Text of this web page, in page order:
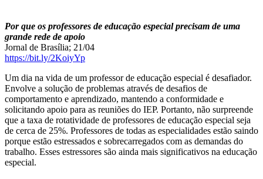
Por que os professores de educação especial precisam de uma
grande rede de apoio
Jornal de Brasília; 21/04
https://bit.ly/2KoiyYp
Um dia na vida de um professor de educação especial é desafiador.
Envolve a solução de problemas através de desafios de
comportamento e aprendizado, mantendo a conformidade e
solicitando apoio para as reuniões do IEP. Portanto, não surpreende
que a taxa de rotatividade de professores de educação especial seja
de cerca de 25%. Professores de todas as especialidades estão saindo
porque estão estressados ​​e sobrecarregados com as demandas do
trabalho. Esses estressores são ainda mais significativos na educação
especial.